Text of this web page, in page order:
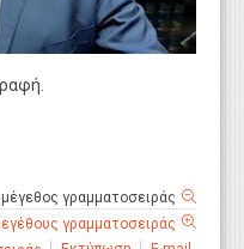
μέγεθος γραμματοσειράς